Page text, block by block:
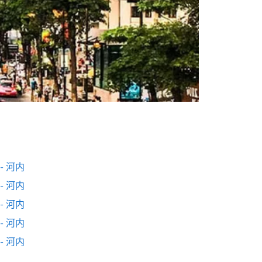
河内
河内
河内
河内
河内